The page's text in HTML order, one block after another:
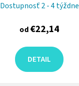
Dostupnosť 2 - 4 týždne
od€22,14
DETAIL